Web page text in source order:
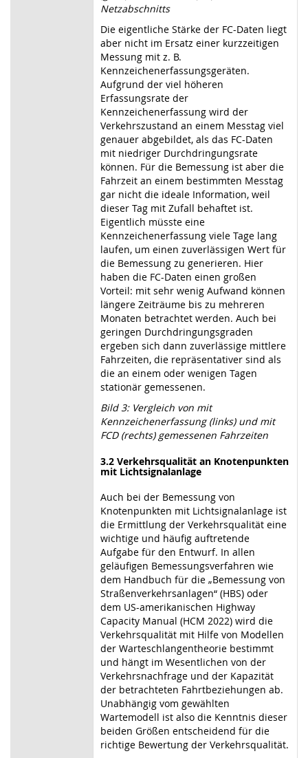
Netzabschnitts
Die eigentliche Stärke der FC-Daten liegt
aber nicht im Ersatz einer kurzzeitigen
Messung mit z. B.
Kennzeichenerfassungsgeräten.
Aufgrund der viel höheren
Erfassungsrate der
Kennzeichenerfassung wird der
Verkehrszustand an einem Messtag viel
genauer abgebildet, als das FC-Daten
mit niedriger Durchdringungsrate
können. Für die Bemessung ist aber die
Fahrzeit an einem bestimmten Messtag
gar nicht die ideale Information, weil
dieser Tag mit Zufall behaftet ist.
Eigentlich müsste eine
Kennzeichenerfassung viele Tage lang
laufen, um einen zuverlässigen Wert für
die Bemessung zu generieren. Hier
haben die FC-Daten einen großen
Vorteil: mit sehr wenig Aufwand können
längere Zeiträume bis zu mehreren
Monaten betrachtet werden. Auch bei
geringen Durchdringungsgraden
ergeben sich dann zuverlässige mittlere
Fahrzeiten, die repräsentativer sind als
die an einem oder wenigen Tagen
stationär gemessenen.
Bild 3: Vergleich von mit
Kennzeichenerfassung (links) und mit
FCD (rechts) gemessenen Fahrzeiten
3.2 Verkehrsqualität an Knotenpunkten
mit Lichtsignalanlage
Auch bei der Bemessung von
Knotenpunkten mit Lichtsignalanlage ist
die Ermittlung der Verkehrsqualität eine
wichtige und häufig auftretende
Aufgabe für den Entwurf. In allen
geläufigen Bemessungsverfahren wie
dem Handbuch für die „Bemessung von
Straßenverkehrsanlagen“ (HBS) oder
dem US-amerikanischen Highway
Capacity Manual (HCM 2022) wird die
Verkehrsqualität mit Hilfe von Modellen
der Warteschlangentheorie bestimmt
und hängt im Wesentlichen von der
Verkehrsnachfrage und der Kapazität
der betrachteten Fahrtbeziehungen ab.
Unabhängig vom gewählten
Wartemodell ist also die Kenntnis dieser
beiden Größen entscheidend für die
richtige Bewertung der Verkehrsqualität.